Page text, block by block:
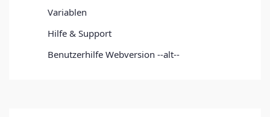
Variablen
Hilfe & Support
Benutzerhilfe Webversion --alt--